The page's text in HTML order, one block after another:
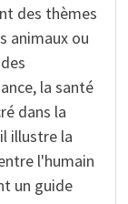
des thèmes
animaux ou
la santé
dans la
illustre la
l'humain
un guide